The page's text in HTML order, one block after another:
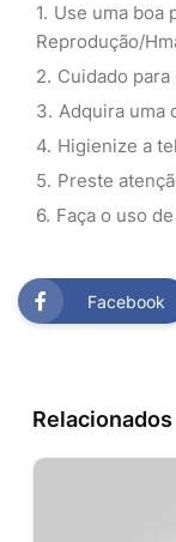
Use uma boa
Reprodução/
Cuidado
Adquira uma
Higienize a
Preste
Faça o uso
Facebook
Relacionados